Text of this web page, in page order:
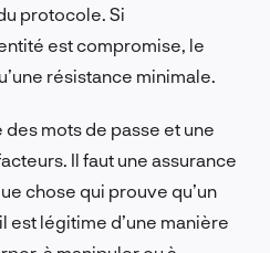
protocole. Si
est compromise, le
résistance minimale.
mots de passe et une
Il faut une assurance
chose qui prouve qu’un
est légitime d’une manière